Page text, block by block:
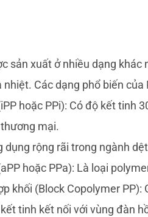
sản xuất ở nhiều dạng khác
Các dạng phổ biến của
hoặc PPi): Có độ kết tinh
mại.
rộng rãi trong ngành
hoặc PPa): Là loại
khối (Block Copolymer
tinh kết nối với vùng đàn